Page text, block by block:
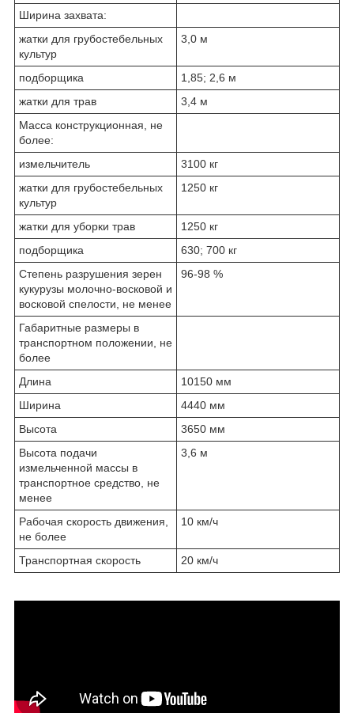
Ширина захвата:
жатки для грубостебельных
культур
3,0 м
подборщика
1,85; 2,6 м
жатки для трав
3,4 м
Масса конструкционная, не
более:
измельчитель
3100 кг
жатки для грубостебельных
культур
1250 кг
жатки для уборки трав
1250 кг
подборщика
630; 700 кг
Степень разрушения зерен
кукурузы молочно-восковой и
восковой спелости, не менее
96-98 %
Габаритные размеры в
транспортном положении, не
более
Длина
10150 мм
Ширина
4440 мм
Высота
3650 мм
Высота подачи
измельченной массы в
транспортное средство, не
менее
3,6 м
Рабочая скорость движения,
не более
10 км/ч
Транспортная скорость 20 км/ч